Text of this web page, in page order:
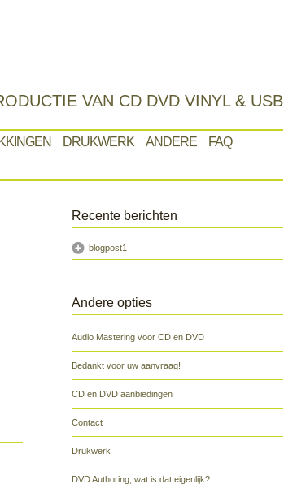
VAN CD DVD VINYL & USB
DRUKWERK ANDERE
FAQ
Recente berichten
blogpost1
Andere opties
Audio Mastering voor CD en DVD
Bedankt voor uw aanvraag!
CD en DVD aanbiedingen
Contact
Drukwerk
DVD Authoring, wat is dat eigenlijk?